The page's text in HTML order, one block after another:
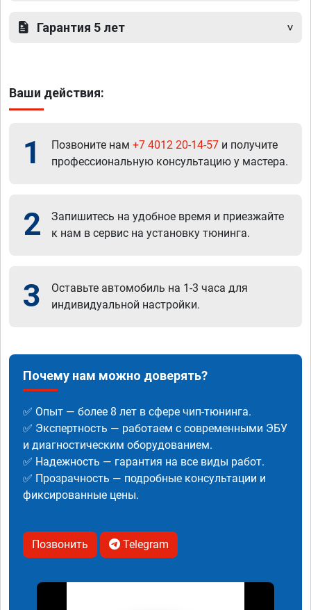
Гарантия 5 лет
Ваши действия:
1 Позвоните нам +7 4012 20-14-57 и получите
профессиональную консультацию у мастера.
2
Запишитесь на удобное время и приезжайте
к нам в сервис на установку тюнинга.
3
Оставьте автомобиль на 1-3 часа для
индивидуальной настройки.
Почему нам можно доверять?
✅ Опыт — более 8 лет в сфере чип-тюнинга.
✅ Экспертность — работаем с современными ЭБУ
и диагностическим оборудованием.
✅ Надежность — гарантия на все виды работ.
✅ Прозрачность — подробные консультации и
фиксированные цены.
Позвонить Telegram